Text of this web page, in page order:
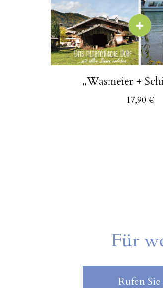
„Wasmeier +
17,90 €
Für
Rufen Sie